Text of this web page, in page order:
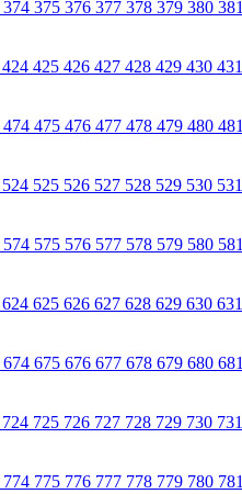
374 375 376 377 378 379 380 381
424 425 426 427 428 429 430 431
474 475 476 477 478 479 480 481
524 525 526 527 528 529 530 531
574 575 576 577 578 579 580 581
624 625 626 627 628 629 630 631
674 675 676 677 678 679 680 681
724 725 726 727 728 729 730 731
774 775 776 777 778 779 780 781